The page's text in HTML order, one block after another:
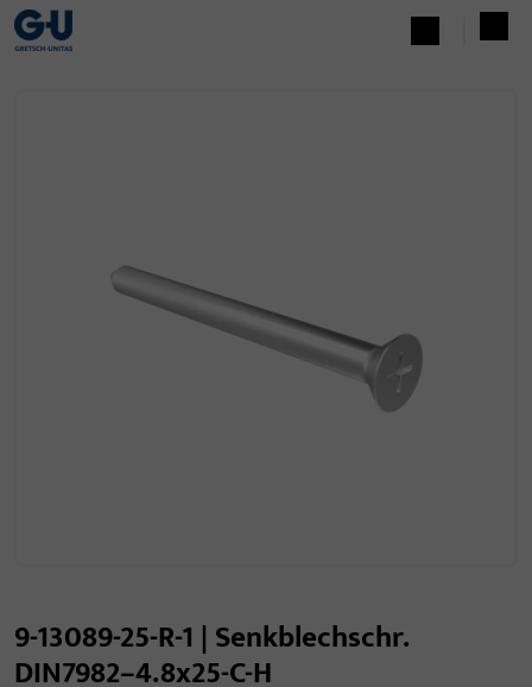
9-13089-25-R-1 | Senkblechschr.
DIN7982–4.8x25-C-H